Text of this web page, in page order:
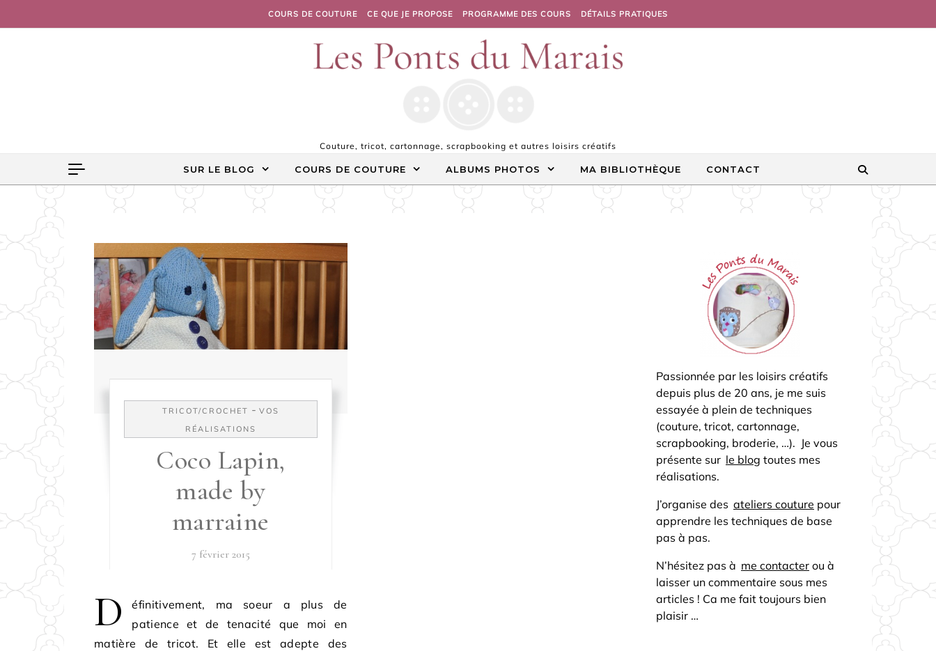
COURS DE COUTURE CE QUE JE PROPOSE PROGRAMME DES COURS DÉTAILS PRATIQUES
Couture, tricot, cartonnage, scrapbooking et autres loisirs créatifs
SUR LE BLOG COURS DE COUTURE ALBUMS PHOTOS MA BIBLIOTHÈQUE CONTACT
TRICOT/CROCHET - VOS
RÉALISATIONS
Coco Lapin,
made by
marraine
7 février 2015
D
éfinitivement, ma soeur a plus de
patience et de tenacité que moi en
matière de tricot. Et elle est adepte des
Passionnée par les loisirs créatifs
depuis plus de 20 ans, je me suis
essayée à plein de techniques
(couture, tricot, cartonnage,
scrapbooking, broderie, …). Je vous
présente sur le blog toutes mes
réalisations.
J’organise des ateliers couture pour
apprendre les techniques de base
pas à pas.
N’hésitez pas à me contacter ou à
laisser un commentaire sous mes
articles ! Ca me fait toujours bien
plaisir …